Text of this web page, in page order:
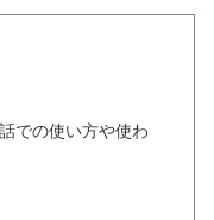
での使い方や使わ